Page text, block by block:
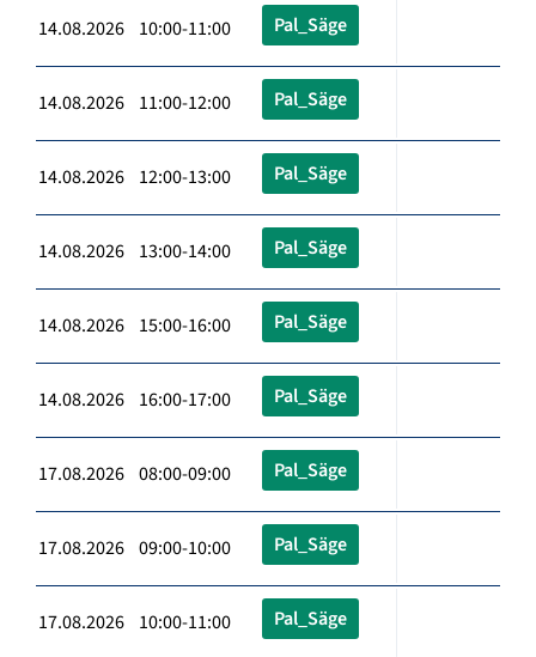
14.08.2026 10:00-11:00 Pal_Säge
14.08.2026 11:00-12:00 Pal_Säge
14.08.2026 12:00-13:00 Pal_Säge
14.08.2026 13:00-14:00 Pal_Säge
14.08.2026 15:00-16:00 Pal_Säge
14.08.2026 16:00-17:00 Pal_Säge
17.08.2026 08:00-09:00 Pal_Säge
17.08.2026 09:00-10:00 Pal_Säge
17.08.2026 10:00-11:00 Pal_Säge